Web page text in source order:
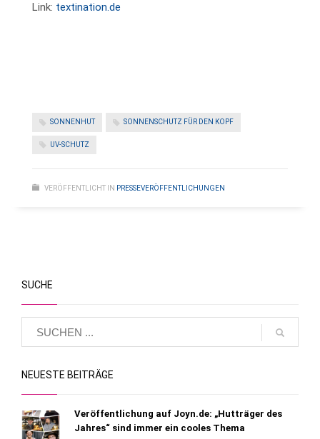
Link: textination.de
SONNENHUT SONNENSCHUTZ FÜR DEN KOPF
UV-SCHUTZ
VERÖFFENTLICHT IN PRESSEVERÖFFENTLICHUNGEN
SUCHE
NEUESTE BEITRÄGE
Veröffentlichung auf Joyn.de: „Hutträger des
Jahres“ sind immer ein cooles Thema